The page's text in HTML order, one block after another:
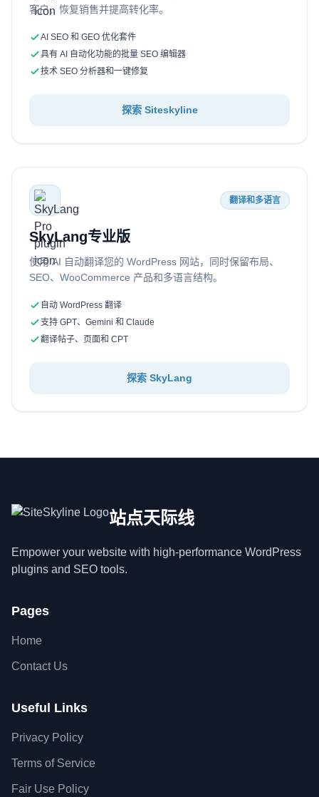
客户、恢复销售并提高转化率。
AI SEO 和 GEO 优化套件
具有 AI 自动化功能的批量 SEO 编辑器
技术 SEO 分析器和一键修复
探索 Siteskyline
翻译和多语言
SkyLang专业版
使用 AI 自动翻译您的 WordPress 网站，同时保留布局、
SEO、WooCommerce 产品和多语言结构。
自动 WordPress 翻译
支持 GPT、Gemini 和 Claude
翻译帖子、页面和 CPT
探索 SkyLang
站点天际线
Empower your website with high-performance WordPress
plugins and SEO tools.
Pages
Home
Contact Us
Useful Links
Privacy Policy
Terms of Service
Fair Use Policy